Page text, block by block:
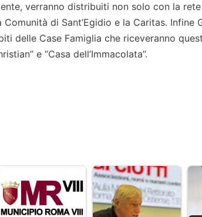
verranno distribuiti non solo con la
di Sant’Egidio e la Caritas. Infine
delle Case Famiglia che riceveranno
e “Casa dell’Immacolata”.